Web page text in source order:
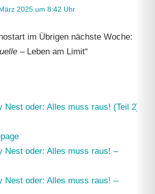
2025 um 8:42 Uhr
im Übrigen nächste Woche:
– Leben am Limit“
Nest oder: Alles muss raus! (Teil 2)
Nest oder: Alles muss raus! –
Nest oder: Alles muss raus! –